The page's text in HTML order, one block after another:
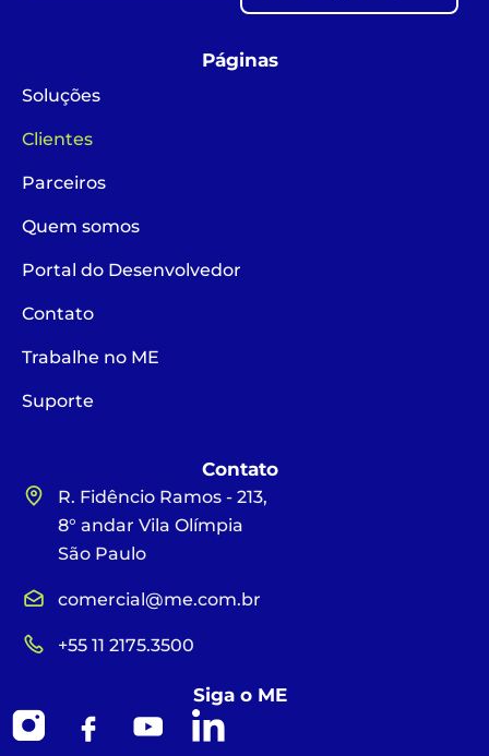
Páginas
Soluções
Clientes
Parceiros
Quem somos
Portal do Desenvolvedor
Contato
Trabalhe no ME
Suporte
Contato
R. Fidêncio Ramos - 213,
8° andar Vila Olímpia
São Paulo
comercial@me.com.br
+55 11 2175.3500
Siga o ME